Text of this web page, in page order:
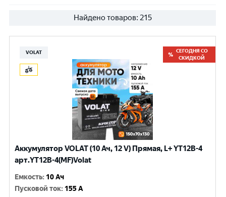
Найдено товаров: 215
VOLAT
СЕГОДНЯ СО
СКИДКОЙ
Аккумулятор VOLAT (10 Ач, 12 V) Прямая, L+ YT12B-4
арт.YT12B-4(MF)Volat
Емкость: 10 Ач
Пусковой ток: 155 A